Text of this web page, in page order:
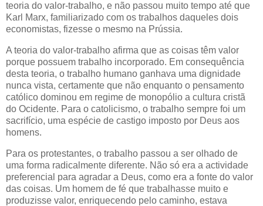
teoria do valor-trabalho, e não passou muito tempo até que
Karl Marx, familiarizado com os trabalhos daqueles dois
economistas, fizesse o mesmo na Prússia.
A teoria do valor-trabalho afirma que as coisas têm valor
porque possuem trabalho incorporado. Em consequência
desta teoria, o trabalho humano ganhava uma dignidade
nunca vista, certamente que não enquanto o pensamento
católico dominou em regime de monopólio a cultura cristã
do Ocidente. Para o catolicismo, o trabalho sempre foi um
sacrifício, uma espécie de castigo imposto por Deus aos
homens.
Para os protestantes, o trabalho passou a ser olhado de
uma forma radicalmente diferente. Não só era a actividade
preferencial para agradar a Deus, como era a fonte do valor
das coisas. Um homem de fé que trabalhasse muito e
produzisse valor, enriquecendo pelo caminho, estava